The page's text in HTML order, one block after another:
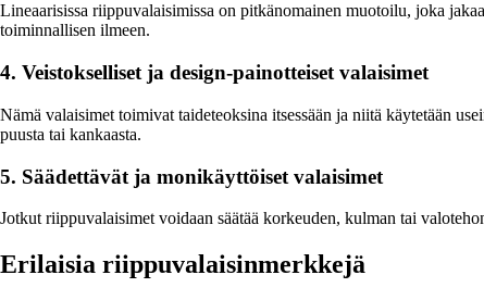
Lineaarisissa riippuvalaisimissa on pitkänomainen muotoilu, joka
toiminnallisen ilmeen.
4. Veistokselliset ja design-painotteiset valaisimet
Nämä valaisimet toimivat taideteoksina itsessään ja niitä käytetään
puusta tai kankaasta.
5. Säädettävät ja monikäyttöiset valaisimet
Jotkut riippuvalaisimet voidaan säätää korkeuden, kulman tai
Erilaisia riippuvalaisinmerkkejä